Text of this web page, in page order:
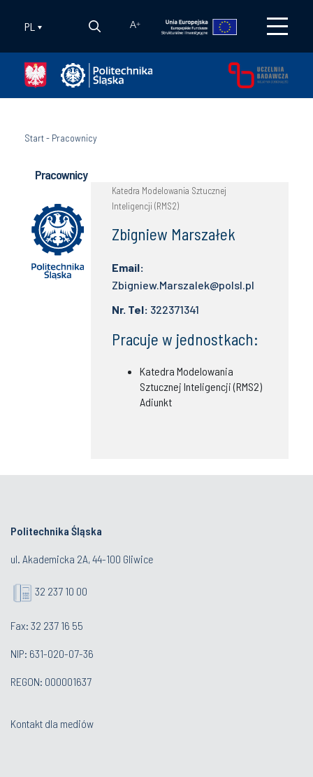
PL A+
Start- Pracownicy
Pracownicy
Katedra Modelowania Sztucznej
Inteligencji (RMS2)
Zbigniew Marszałek
Email:
Zbigniew.Marszalek@polsl.pl
Nr. Tel: 322371341
Pracuje w jednostkach:
Katedra Modelowania
Sztucznej Inteligencji (RMS2)
Adiunkt
Politechnika Śląska
ul. Akademicka 2A, 44-100 Gliwice
32 237 10 00
Fax: 32 237 16 55
NIP: 631-020-07-36
REGON: 000001637
Kontakt dla mediów